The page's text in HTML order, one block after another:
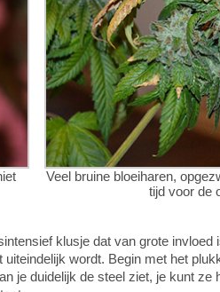
Veel bruine bloeiharen,
tijd voor de
klusje dat van grote invloed
wordt. Begin met het
je duidelijk de steel ziet, je kunt ze